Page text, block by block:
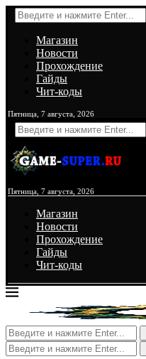
Магазин
Новости
Прохождение
Гайды
Чит-коды
Пятница, 7 августа, 2026
Пятница, 7 августа, 2026
Магазин
Новости
Прохождение
Гайды
Чит-коды